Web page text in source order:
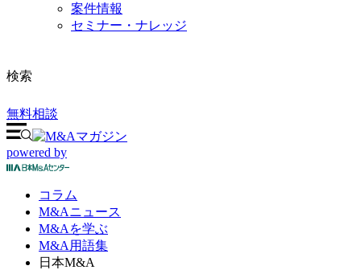
案件情報
セミナー・ナレッジ
検索
無料相談
powered by
コラム
M&Aニュース
M&Aを学ぶ
M&A 用語集
日本M&A